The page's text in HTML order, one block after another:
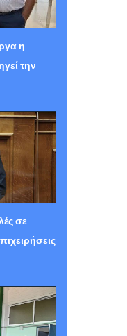
15:03
η
την
12:29
σε